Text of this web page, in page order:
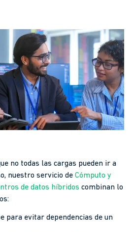
no todas las cargas pueden ir a
nuestro servicio de Cómputo y
de datos híbridos combinan lo
para evitar dependencias de un